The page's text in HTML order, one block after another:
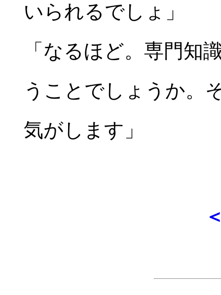
いられるでしょ」
「なるほど。専門知
うことでしょうか。
気がします」